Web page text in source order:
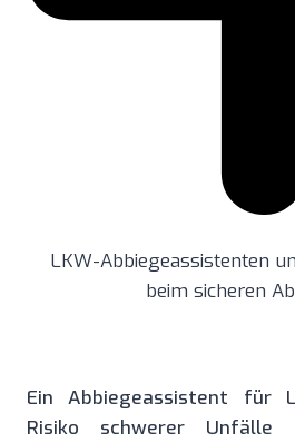
LKW-Abbiegeassistenten
beim sicheren
Ein Abbiegeassistent für
Risiko schwerer